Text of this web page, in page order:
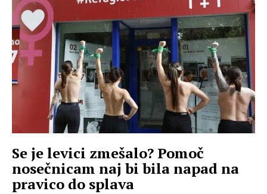
Se je levici zmešalo? Pomoč
nosečnicam naj bi bila napad na
pravico do splava